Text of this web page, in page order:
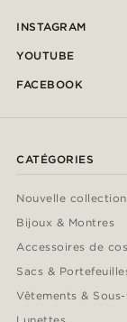
INSTAGRAM
YOUTUBE
FACEBOOK
CATÉGORIES
Nouvelle collection
Bijoux & Montres
Accessoires de
Sacs &
Vêtements &